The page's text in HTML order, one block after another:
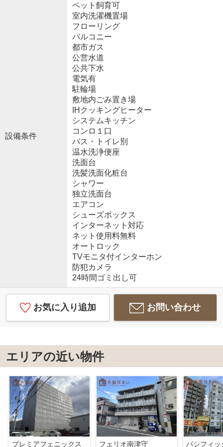
設備条件
ペット飼育可
室内洗濯機置場
フローリング
バルコニー
都市ガス
公営水道
公共下水
電気有
駐輪場
敷地内ごみ置き場
IHクッキングヒーター
システムキッチン
コンロ１口
バス・トイレ別
温水洗浄便座
洗面台
洗髪洗面化粧台
シャワー
独立洗面台
エアコン
シューズボックス
インターネット対応
ネット使用料無料
オートロック
TVモニタ付インターホン
防犯カメラ
24時間ゴミ出し可
お気に入り追加 お問い合わせ
エリアの近い物件
プレミアフェニックス フェリオ南津守 パシフィッ